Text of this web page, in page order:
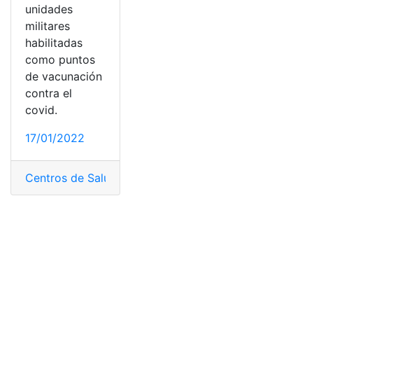
unidades
militares
habilitadas
como puntos
de vacunación
contra el
covid.
17/01/2022
Centros de Salud